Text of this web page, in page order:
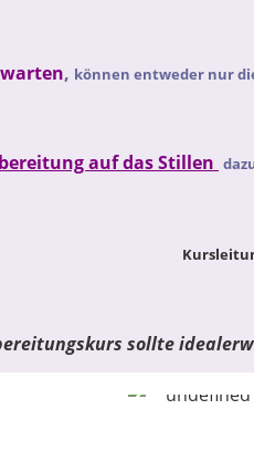
, können entweder nur
auf das Stillen
sollte